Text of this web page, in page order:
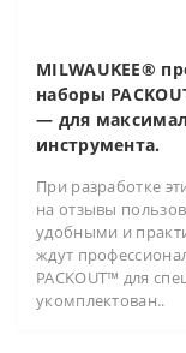
MILWAUKEE®
наборы
— для
инструмента.
При разработке
на отзывы
удобными и
ждут
PACKOUT™ для
укомплектован..